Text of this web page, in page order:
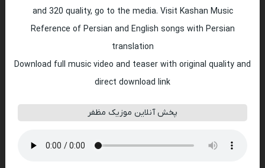
and 320 quality, go to the media. Visit Kashan Music
Reference of Persian and English songs with Persian
translation
Download full music video and teaser with original quality and
direct download link
پخش آنلاین موزیک مظفر